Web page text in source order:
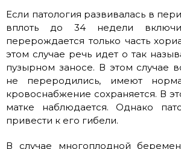
Если патология развивалась в
вплоть до 34 недели
перерождается только часть
этом случае речь идет о так
пузырном заносе. В этом случае
не переродились, имеют
кровоснабжение сохраняется. В
матке наблюдается. Однако
привести к его гибели.
В случае многоплодной